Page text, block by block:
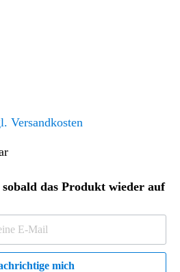
Versandkosten
das Produkt wieder auf
mich